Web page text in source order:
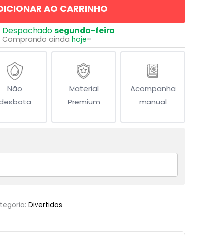
AO CARRINHO
Despachadosegunda-feira
Comprando ainda hoje**
Não
Material
Premium
Acompanha
manual
Divertidos